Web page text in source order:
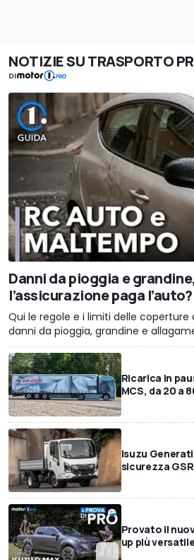
NOTIZIE SU TRASPORTO
DI
Danni da pioggia e
l’assicurazione paga l’auto?
Qui le regole e i limiti delle
danni da pioggia, grandine e
Ricarica in
MCS, da 20 a
Isuzu
sicurezza
Provato il
up più